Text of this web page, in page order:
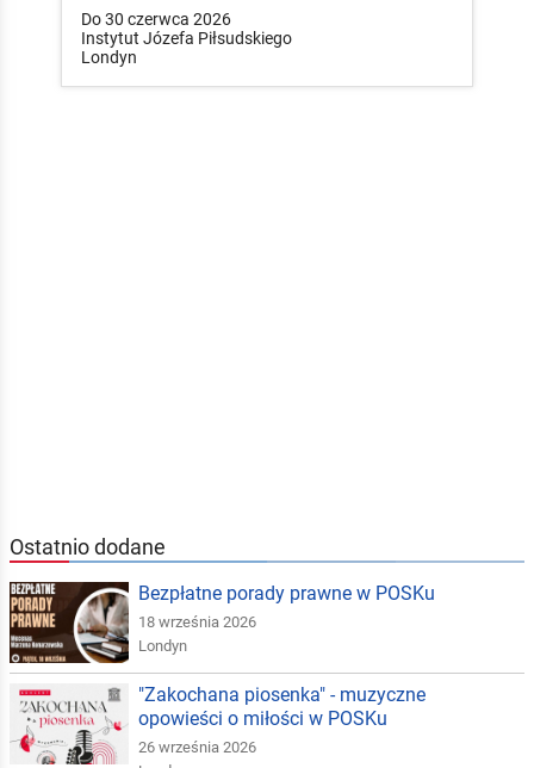
Do 30 czerwca 2026
Instytut Józefa Piłsudskiego
Londyn
Ostatnio dodane
Bezpłatne porady prawne w POSKu
18 września 2026
Londyn
"Zakochana piosenka" - muzyczne
opowieści o miłości w POSKu
26 września 2026